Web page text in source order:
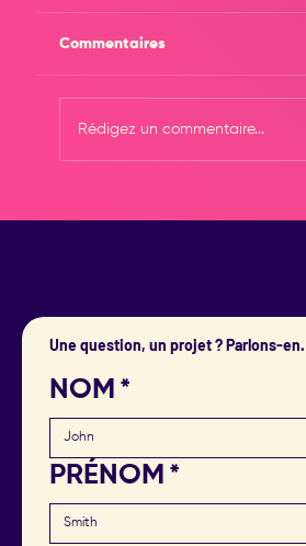
Commentaires
Rédigez un commentaire...
Une question, un projet ? Parlons-en.
NOM *
PRÉNOM *